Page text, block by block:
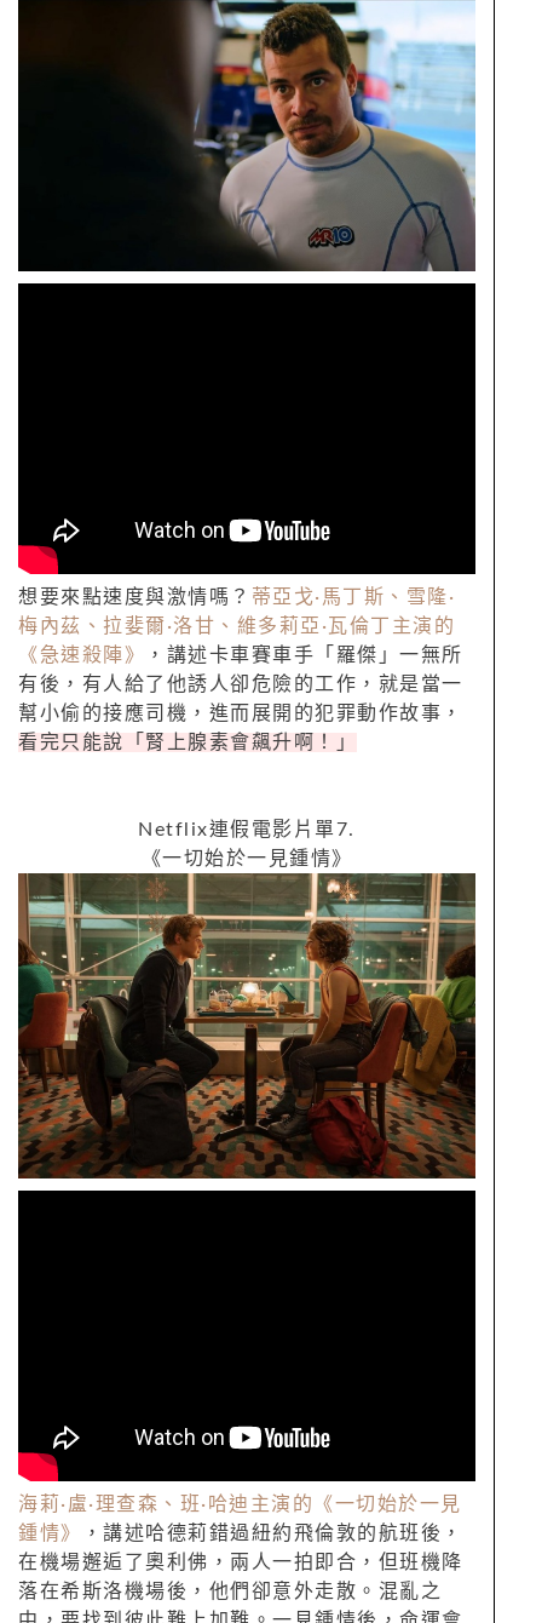
想要來點速度與激情嗎？ 蒂亞戈· 馬丁斯、雪隆·
梅內茲、拉婓爾 ·洛甘、維多莉亞 · 瓦倫丁主演的
《急速殺陣》
，講述卡車賽車手「羅傑」一無所
有後，有人給了他誘人卻危險的工作，就是當一
幫小偷的接應司機，進而展開的犯罪動作故事，
看完只能說「腎上腺素會飆升啊！」
Netflix連假電影片單7.
《一切始於一見鍾情》
海莉 · 盧·理查森、班· 哈迪主演的《一切始於一見
鍾情》
，講述哈德莉錯過紐約飛倫敦的航班後，
在機場邂逅了奧利佛，兩人一拍即合，但班機降
落在希斯洛機場後，他們卻意外走散。混亂之